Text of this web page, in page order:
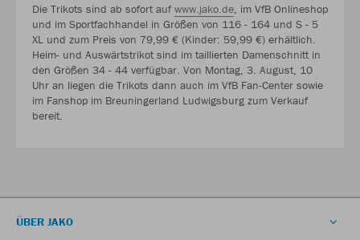
Die Trikots sind ab sofort aufwww.jako.de , im VfB Onlineshop
und im Sportfachhandel in Größen von 116 - 164 und S - 5
XL und zum Preis von 79,99 € (Kinder: 59,99 €) erhältlich.
Heim- und Auswärtstrikot sind im taillierten Damenschnitt in
den Größen 34 - 44 verfügbar. Von Montag, 3. August, 10
Uhr an liegen die Trikots dann auch im VfB Fan-Center sowie
im Fanshop im Breuningerland Ludwigsburg zum Verkauf
bereit.
ÜBER JAKO